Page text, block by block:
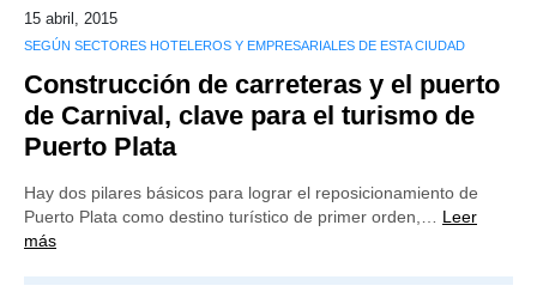
15 abril, 2015
SEGÚN SECTORES HOTELEROS Y EMPRESARIALES DE ESTA CIUDAD
Construcción de carreteras y el puerto
de Carnival, clave para el turismo de
Puerto Plata
Hay dos pilares básicos para lograr el reposicionamiento de
Puerto Plata como destino turístico de primer orden,… Leer
más